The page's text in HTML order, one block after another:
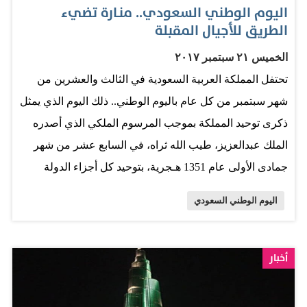
تهنئة إلى خادم الحرمين الشريفين الملك سلمان بن عبدالعزيز
آل سعود، وصاحب السمو الملكي الأمير محمد بن سلمان بن
عبدالعزيز بالمناسبة نفسها. ووجه سمو الشيخ محمد بن سعود
بن صقر القاسمي، ولي عهد رأس الخيمة برقيتى تهنئة إلى
خادم الحرمين الشريفين الملك سلمان بن عبدالعزيز آل
سعود، وصاحب السمو الملكي الأمير محمد بن…
اليوم الوطني السعودي.. منـارة تضيء
الطريق للأجيال المقبلة
الخميس ٢١ سبتمبر ٢٠١٧
تحتفل المملكة العربية السعودية في الثالث والعشرين من
شهر سبتمبر من كل عام باليوم الوطني.. ذلك اليوم الذي يمثل
ذكرى توحيد المملكة بموجب المرسوم الملكي الذي أصدره
الملك عبدالعزيز، طيب الله ثراه، في السابع عشر من شهر
جمادى الأولى عام 1351 هـجرية، بتوحيد كل أجزاء الدولة
يوماً وطنياً. وعليه تحتفل المملكة العربية السعودية في الثالث
والعشرين من سبتمبر من كل عام بيومها الوطني، تخليداً
اليوم الوطني السعودي
أخبار